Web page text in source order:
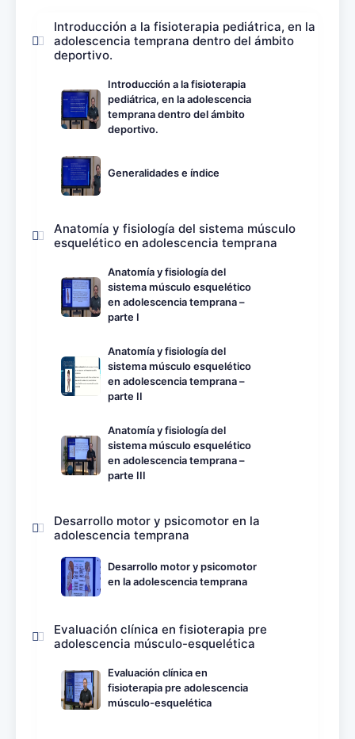
Introducción a la fisioterapia pediátrica, en la
adolescencia temprana dentro del ámbito
deportivo.
Introducción a la fisioterapia
pediátrica, en la adolescencia
temprana dentro del ámbito
deportivo.
Generalidades e índice
Anatomía y fisiología del sistema músculo
esquelético en adolescencia temprana
Anatomía y fisiología del
sistema músculo esquelético
en adolescencia temprana –
parte I
Anatomía y fisiología del
sistema músculo esquelético
en adolescencia temprana –
parte II
Anatomía y fisiología del
sistema músculo esquelético
en adolescencia temprana –
parte III
Desarrollo motor y psicomotor en la
adolescencia temprana
Desarrollo motor y psicomotor
en la adolescencia temprana
Evaluación clínica en fisioterapia pre
adolescencia músculo-esquelética
Evaluación clínica en
fisioterapia pre adolescencia
músculo-esquelética